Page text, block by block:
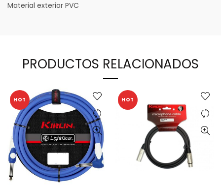
Material exterior PVC
PRODUCTOS RELACIONADOS
HOT HOT